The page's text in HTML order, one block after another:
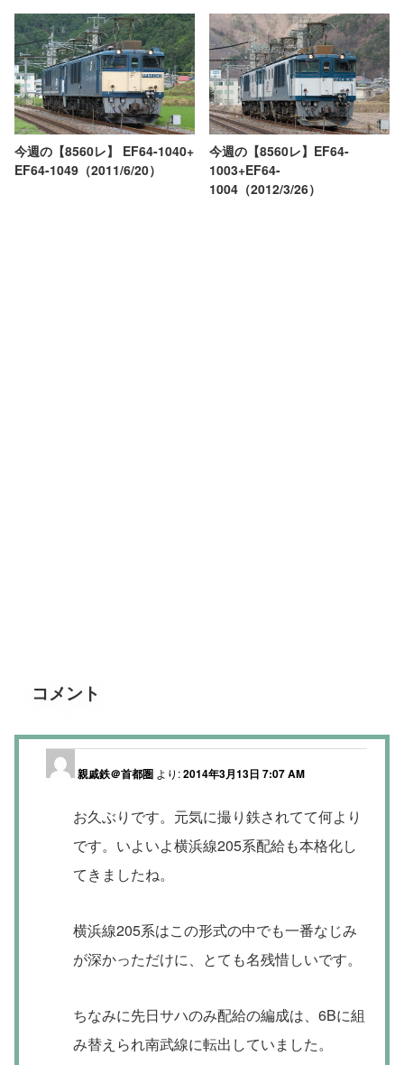
今週の【8560レ】 EF64-1040+
EF64-1049（2011/6/20）
今週の【8560レ】EF64-
1003+EF64-
1004（2012/3/26）
コメント
親戚鉄＠首都圏 より:2014年3月13日 7:07 AM
お久ぶりです。元気に撮り鉄されてて何より
です。いよいよ横浜線205系配給も本格化し
てきましたね。
横浜線205系はこの形式の中でも一番なじみ
が深かっただけに、とても名残惜しいです。
ちなみに先日サハのみ配給の編成は、6Bに組
み替えられ南武線に転出していました。